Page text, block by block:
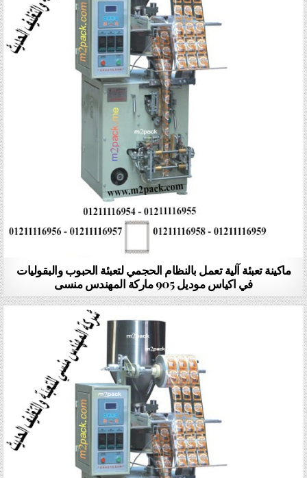
ماكينة تعبئة آلية تعمل بالنظام الحجمي لتعبئة الحبوب والبقوليات
في اكياس موديل 905 ماركة المهندس منسى